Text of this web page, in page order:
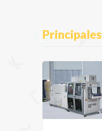
Principales